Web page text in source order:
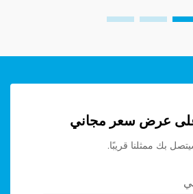
عرض سعر مجاني
بك ممثلنا قريبًا.